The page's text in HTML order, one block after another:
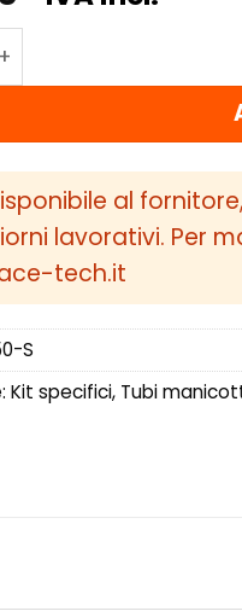
9-5 2.0t 2010-
al
lavorativi. Per
tech.it
S
Kit specifici, Tubi